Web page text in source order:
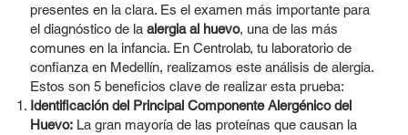
presentes en la clara. Es el examen más importante para
el diagnóstico de la alergia al huevo, una de las más
comunes en la infancia. En Centrolab, tu laboratorio de
confianza en Medellín, realizamos este análisis de alergia.
Estos son 5 beneficios clave de realizar esta prueba:
Identificación del Principal Componente Alergénico del
Huevo:La gran mayoría de las proteínas que causan la